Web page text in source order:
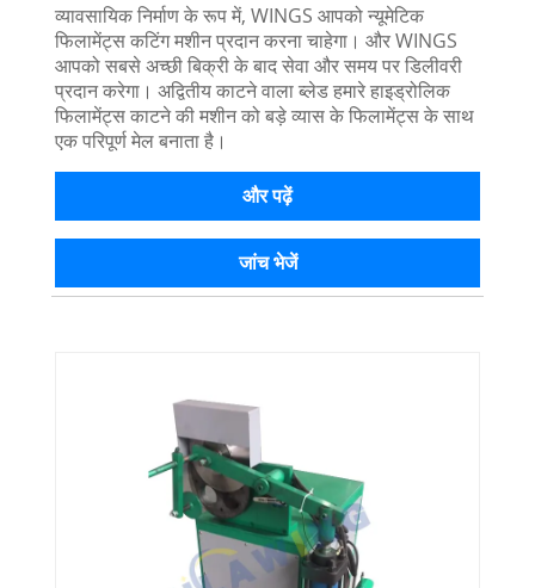
व्यावसायिक निर्माण के रूप में, WINGS आपको न्यूमेटिक
फिलामेंट्स कटिंग मशीन प्रदान करना चाहेगा। और WINGS
आपको सबसे अच्छी बिक्री के बाद सेवा और समय पर डिलीवरी
प्रदान करेगा। अद्वितीय काटने वाला ब्लेड हमारे हाइड्रोलिक
फिलामेंट्स काटने की मशीन को बड़े व्यास के फिलामेंट्स के साथ
एक परिपूर्ण मेल बनाता है।
और पढ़ें
जांच भेजें